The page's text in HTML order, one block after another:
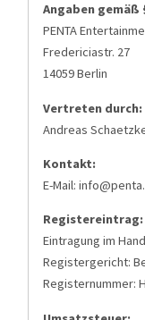
Angaben gemäß
PENTA
Fredericiastr. 27
14059 Berlin
Vertreten durch:
Andreas
Kontakt:
E-Mail:
Registereintrag:
Eintragung im
Registergericht:
Registernummer: